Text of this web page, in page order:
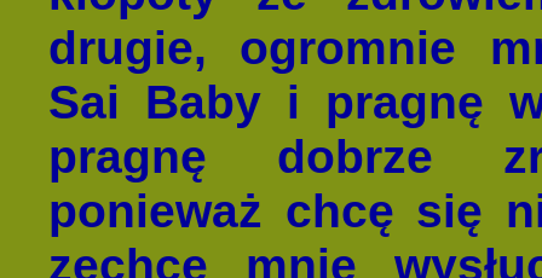
drugie, ogromnie
Sai Baby i pragnę
pragnę dobrze
ponieważ chcę się
zechce mnie